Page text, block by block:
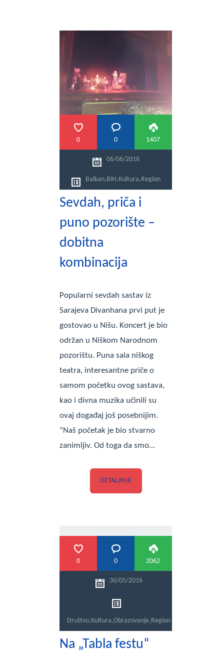
0 0 1407
06/06/2016
Balkan,BiH,Kultura,Region
Sevdah, priča i
puno pozorište –
dobitna
kombinacija
Popularni sevdah sastav iz
Sarajeva Divanhana prvi put je
gostovao u Nišu. Koncert je bio
održan u Niškom Narodnom
pozorištu. Puna sala niškog
teatra, interesantne priče o
samom početku ovog sastava,
kao i divna muzika učinili su
ovaj događaj još posebnijim.
“Naš početak je bio stvarno
zanimljiv. Od toga da smo…
DETALJNIJE
0 0 2062
30/05/2016
Društvo,Kultura,Obrazovanje,Region
Na „Tabla festu“